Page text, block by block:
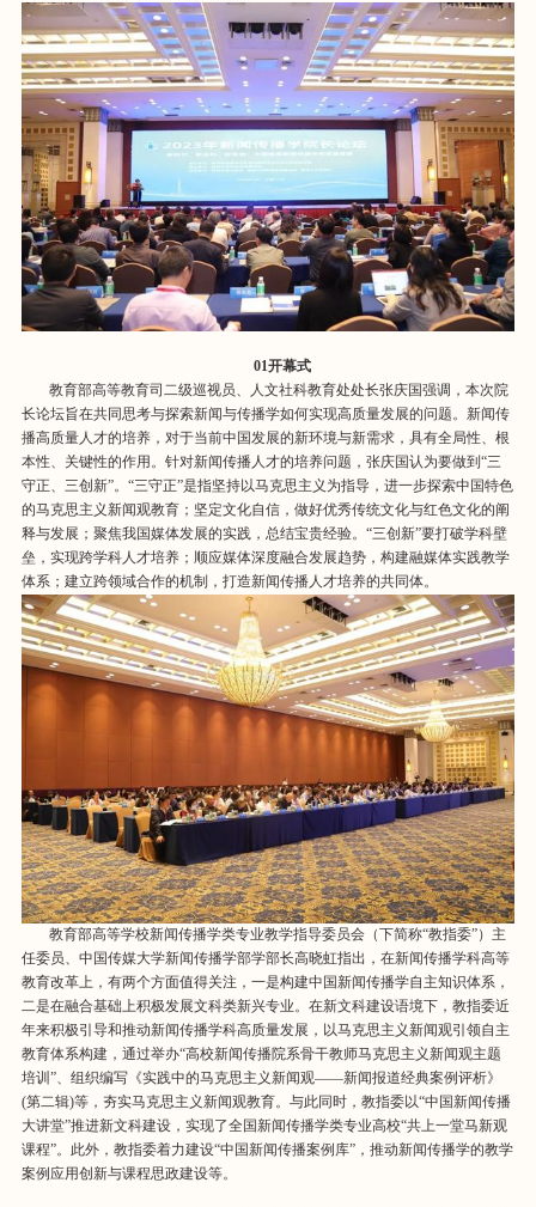
01开幕式
教育部高等教育司二级巡视员、人文社科教育处处长张庆国强调，本次院
长论坛旨在共同思考与探索新闻与传播学如何实现高质量发展的问题。新闻传
播高质量人才的培养，对于当前中国发展的新环境与新需求，具有全局性、根
本性、关键性的作用。针对新闻传播人才的培养问题，张庆国认为要做到“三
守正、三创新”。“三守正”是指坚持以马克思主义为指导，进一步探索中国特色
的马克思主义新闻观教育；坚定文化自信，做好优秀传统文化与红色文化的阐
释与发展；聚焦我国媒体发展的实践，总结宝贵经验。“三创新”要打破学科壁
垒，实现跨学科人才培养；顺应媒体深度融合发展趋势，构建融媒体实践教学
体系；建立跨领域合作的机制，打造新闻传播人才培养的共同体。
教育部高等学校新闻传播学类专业教学指导委员会（下简称“教指委”）主
任委员、中国传媒大学新闻传播学部学部长高晓虹指出，在新闻传播学科高等
教育改革上，有两个方面值得关注，一是构建中国新闻传播学自主知识体系，
二是在融合基础上积极发展文科类新兴专业。在新文科建设语境下，教指委近
年来积极引导和推动新闻传播学科高质量发展，以马克思主义新闻观引领自主
教育体系构建，通过举办“高校新闻传播院系骨干教师马克思主义新闻观主题
培训”、组织编写《实践中的马克思主义新闻观——新闻报道经典案例评析》
(第二辑)等，夯实马克思主义新闻观教育。与此同时，教指委以“中国新闻传播
大讲堂”推进新文科建设，实现了全国新闻传播学类专业高校“共上一堂马新观
课程”。此外，教指委着力建设“中国新闻传播案例库”，推动新闻传播学的教学
案例应用创新与课程思政建设等。